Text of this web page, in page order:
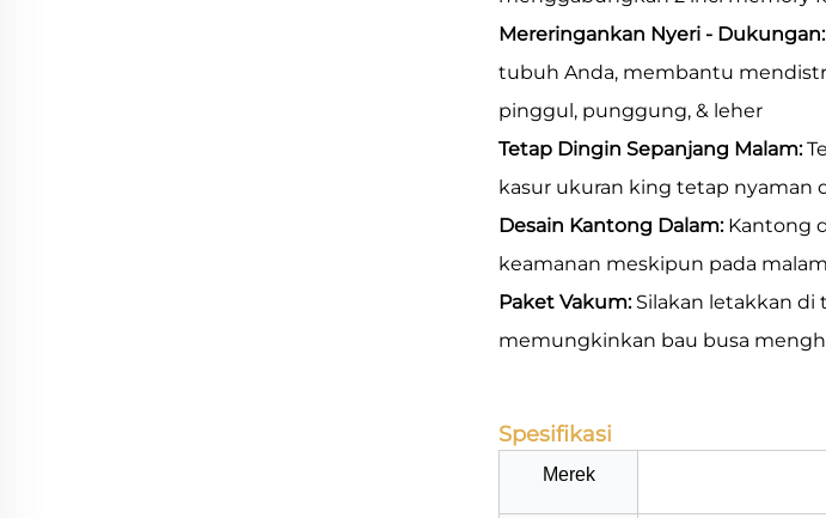
Mereringankan Nyeri - Dukungan:
tubuh Anda, membantu
pinggul, punggung, & leher
Tetap Dingin Sepanjang Malam:
kasur ukuran king tetap nyaman
Desain Kantong Dalam: Kantong
keamanan meskipun pada
Paket Vakum: Silakan letakkan di
memungkinkan bau busa
Spesifikasi
Merek